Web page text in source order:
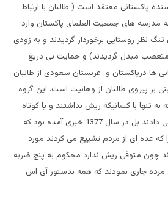
پاکستانی معتقد است ( طالبان با ارتباط
مدرسه های جمعیت العلمای پاکستان وارد
نظر روستایی برخوردار گردیدند و به زودی
مبدل گردیدند) و حمایت بی دریغ
ها درپاکستان و عربستان سعودی از طالبان
بر پیروی طالبان از وهابیت است. این گروه
تنها با کسانیکه ریش نداشتند و یا کوتاه
می کردند مورد مجازات قرار می دادند بل در سال 1377 خبری آمده بود که
که عده ای از مردم تشییع می کردند مورد
چون متوفی ریش ندارد محکوم به پنج ضربه
جاری نمودند که همه بدستور آی اس